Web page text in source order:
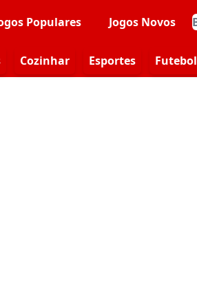
Populares Jogos Novos
Cozinhar Esportes Futebol